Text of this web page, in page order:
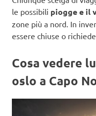
le possibili piogge e il
zone più a nord. In
essere chiuse o
Cosa vedere
oslo a Capo